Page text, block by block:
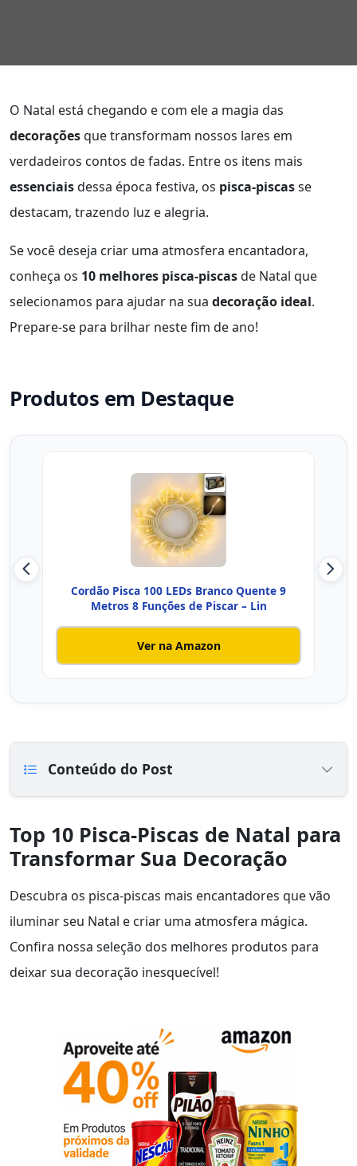
O Natal está chegando e com ele a magia das
decoraçõesque transformam nossos lares em
verdadeiros contos de fadas. Entre os itens mais
essenciaisdessa época festiva, os pisca-piscasse
destacam, trazendo luz e alegria.
Se você deseja criar uma atmosfera encantadora,
conheça os 10 melhores pisca-piscasde Natal que
selecionamos para ajudar na sua decoração ideal.
Prepare-se para brilhar neste fim de ano!
Produtos em Destaque
Cordão Pisca 100 LEDs Branco Quente 9
Metros 8 Funções de Piscar – Lin
Ver na Amazon
Conteúdo do Post
Top 10 Pisca-Piscas de Natal para
Transformar Sua Decoração
Descubra os pisca-piscas mais encantadores que vão
iluminar seu Natal e criar uma atmosfera mágica.
Confira nossa seleção dos melhores produtos para
deixar sua decoração inesquecível!